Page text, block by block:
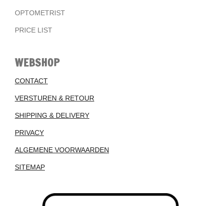
OPTOMETRIST
PRICE LIST
WEBSHOP
CONTACT
VERSTUREN & RETOUR
SHIPPING & DELIVERY
PRIVACY
ALGEMENE VOORWAARDEN
SITEMAP